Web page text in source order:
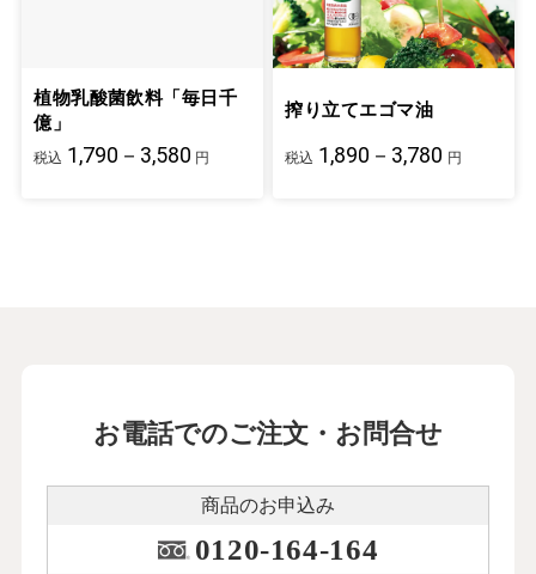
植物乳酸菌飲料「毎日千
億」
税込 1,790－3,580 円
搾り立てエゴマ油
税込 1,890－3,780 円
お電話でのご注文・お問合せ
商品のお申込み
0120-164-164